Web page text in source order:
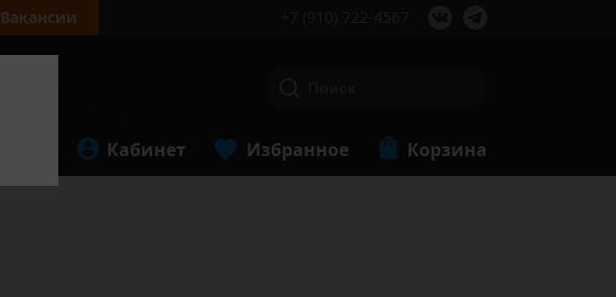
Вакансии
Кабинет Избранное Корзина